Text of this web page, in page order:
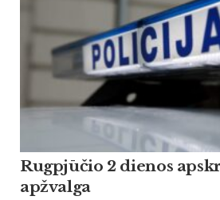
Rugpjūčio 2 dienos
apžvalga